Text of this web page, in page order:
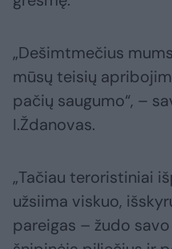
„Dešimtmečius
mūsų teisių
pačių saugumo“, –
I.Ždanovas.
„Tačiau teroristiniai
užsiima viskuo,
pareigas – žudo